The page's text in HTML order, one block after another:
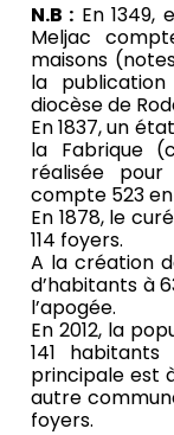
N.B : En 1349,
Meljac
maisons
la
diocèse de
En 1837, un
la Fabrique
réalisée
compte 523 en
En 1878, le
114 foyers.
A la création
d’habitants à
l’apogée.
En 2012, la
141
principale est
autre
foyers.